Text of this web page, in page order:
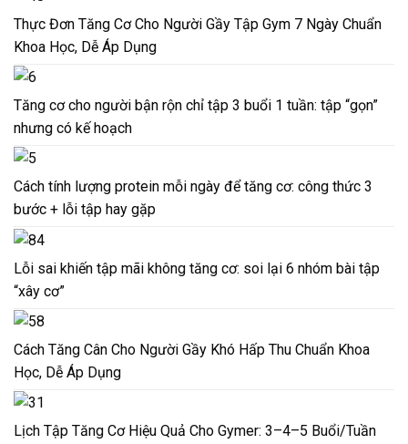
Thực Đơn Tăng Cơ Cho Người Gầy Tập Gym 7 Ngày Chuẩn
Khoa Học, Dễ Áp Dụng
Tăng cơ cho người bận rộn chỉ tập 3 buổi 1 tuần: tập “gọn”
nhưng có kế hoạch
Cách tính lượng protein mỗi ngày để tăng cơ: công thức 3
bước + lỗi tập hay gặp
Lỗi sai khiến tập mãi không tăng cơ: soi lại 6 nhóm bài tập
“xây cơ”
Cách Tăng Cân Cho Người Gầy Khó Hấp Thu Chuẩn Khoa
Học, Dễ Áp Dụng
Lịch Tập Tăng Cơ Hiệu Quả Cho Gymer: 3–4–5 Buổi/Tuần